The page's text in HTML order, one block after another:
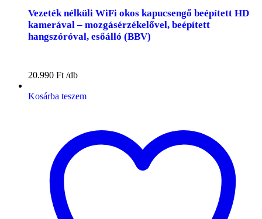
Vezeték nélküli WiFi okos kapucsengő beépített HD
kamerával – mozgásérzékelővel, beépített
hangszóróval, esőálló (BBV)
20.990 Ft
Kosárba teszem